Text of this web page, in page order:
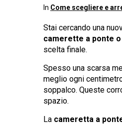
In Come scegliere e
Stai cercando una
camerette a ponte
scelta finale.
Spesso una scarsa
meglio ogni
soppalco. Queste
spazio.
La cameretta a